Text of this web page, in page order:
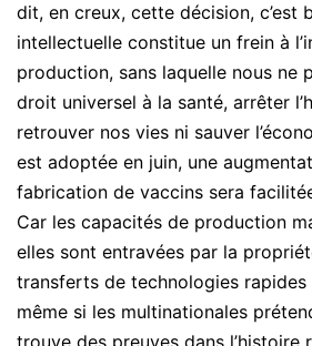
dit, en creux, cette décision, c’est
intellectuelle constitue un frein à
production, sans laquelle nous ne
droit universel à la santé, arrêter
retrouver nos vies ni sauver
est adoptée en juin, une
fabrication de vaccins sera
Car les capacités de production
elles sont entravées par la
transferts de technologies rapides
même si les multinationales